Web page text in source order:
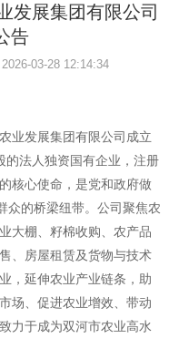
发展集团有限公司
告
03-28 12:14:34
发展集团有限公司成立
法人独资国有企业，注册
核心使命，是党和政府做
众的桥梁纽带。公司聚焦农
大棚、籽棉收购、农产品
、房屋租赁及货物与技术
，延伸农业产业链条，助
场、促进农业增效、带动
力于成为双河市农业高水